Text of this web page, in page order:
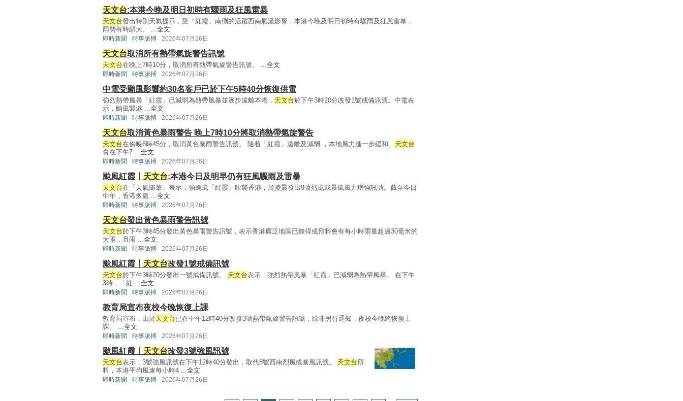
天文台:本港今晚及明日初時有驟雨及狂風雷暴
天文台發出特別天氣提示，受「紅霞」南側的活躍西南氣流影響，本港今晚及明日初時有驟雨及狂風雷暴，
雨勢有時頗大。 ...全文
即時新聞 時事脈搏 2026年07月26日
天文台取消所有熱帶氣旋警告訊號
天文台在晚上7時10分，取消所有熱帶氣旋警告訊號。 ...全文
即時新聞 時事脈搏 2026年07月26日
中電受颱風影響約30名客戶已於下午5時40分恢復供電
強烈熱帶風暴「紅霞」已減弱為熱帶風暴並逐步遠離本港， 天文台於下午3時20分改發1號戒備訊號。中電表
示，颱風襲港 ...全文
即時新聞 時事脈搏 2026年07月26日
天文台取消黃色暴雨警告 晚上7時10分將取消熱帶氣旋警告
天文台在傍晚6時45分，取消黃色暴雨警告訊號。 隨着「紅霞」遠離及減弱 ，本地風力進一步緩和。 天文台
會在下午7 ...全文
即時新聞 時事脈搏 2026年07月26日
颱風紅霞丨 天文台:本港今日及明早仍有狂風驟雨及雷暴
天文台在「天氣隨筆」表示，強颱風「紅霞」吹襲香港，於凌晨發出9號烈風或暴風風力增強訊號。截至今日
中午，香港多處 ...全文
即時新聞 時事脈搏 2026年07月26日
天文台發出黃色暴雨警告訊號
天文台於下午3時45分發出黃色暴雨警告訊號，表示香港廣泛地區已錄得或預料會有每小時雨量超過30毫米的
大雨，且雨 ...全文
即時新聞 時事脈搏 2026年07月26日
颱風紅霞丨 天文台改發1號戒備訊號
天文台於下午3時20分發出一號戒備訊號。 天文台表示，強烈熱帶風暴「紅霞」已減弱為熱帶風暴。 在下午
3時，「紅 ...全文
即時新聞 時事脈搏 2026年07月26日
教育局宣布夜校今晚恢復上課
教育局宣布，由於天文台已在中午12時40分改發3號熱帶氣旋警告訊號，除非另行通知，夜校今晚將恢復上
課。 ...全文
即時新聞 時事脈搏 2026年07月26日
颱風紅霞丨 天文台改發3號強風訊號
天文台表示，3號強風訊號在下午12時40分發出，取代8號西南烈風或暴風訊號。 天文台預
料，本港平均風速每小時4 ...全文
即時新聞 時事脈搏 2026年07月26日